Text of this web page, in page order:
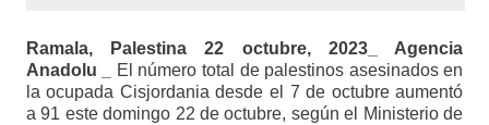
Ramala, Palestina 22 octubre, 2023_ Agencia
Anadolu _
El número total de palestinos asesinados en
la ocupada Cisjordania desde el 7 de octubre aumentó
a 91 este domingo 22 de octubre, según el Ministerio de